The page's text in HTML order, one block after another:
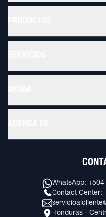
WhatsApp: +504
Contact Center:
Honduras -